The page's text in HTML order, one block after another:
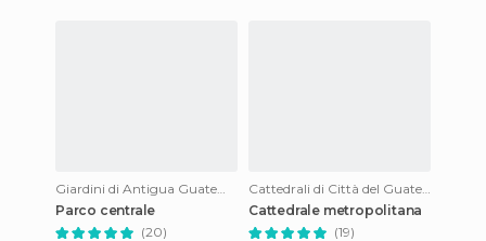
Giardini di Antigua Guatemala
Parco centrale
(20)
Cattedrali di Città del Guatemala
Cattedrale metropolitana
(19)